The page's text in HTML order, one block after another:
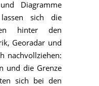
Diagramme
sich die
hinter den
Georadar und
nachvollziehen:
und die Grenze
sich bei den